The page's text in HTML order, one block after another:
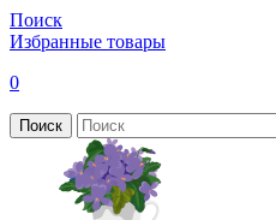
Поиск
Избранные товары
0
Поиск